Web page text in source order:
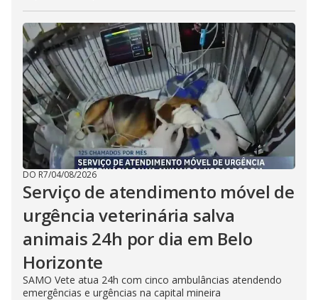
DO R7/04/08/2026
Serviço de atendimento móvel de
urgência veterinária salva
animais 24h por dia em Belo
Horizonte
SAMO Vete atua 24h com cinco ambulâncias atendendo
emergências e urgências na capital mineira